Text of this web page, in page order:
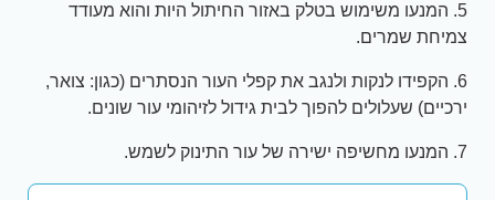
5. המנעו משימוש בטלק באזור החיתול היות והוא מעודד
צמיחת שמרים.
6. הקפידו לנקות ולנגב את קפלי העור הנסתרים (כגון: צואר,
ירכיים) שעלולים להפוך לבית גידול לזיהומי עור שונים.
7. המנעו מחשיפה ישירה של עור התינוק לשמש.